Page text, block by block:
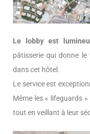
Le lobby est
pâtisserie qui donne
dans cet hôtel.
Le service est
Même les « lifeguards
tout en veillant à leur